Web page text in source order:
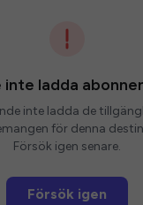
inte ladda
inte ladda de
för denna
Försök igen senare.
Försök igen